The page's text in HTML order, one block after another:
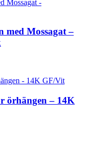
med Mossagat –
örhängen – 14K